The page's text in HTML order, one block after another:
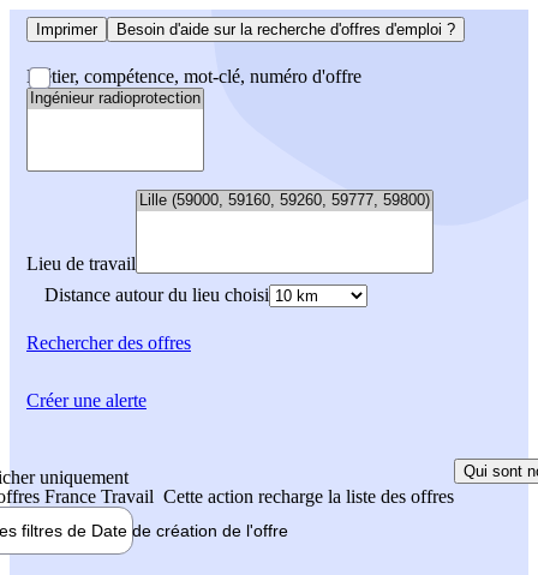
Imprimer Besoin d'aide sur la recherche d'offres d'emploi ?
Métier, compétence, mot-clé, numéro d'offre
Lieu de travail
Distance autour du lieu choisi
Rechercherdes offres
uniquement
France Travail Cette action recharge la liste des offres
Qui sont
filtres de Date de création de l'offre
Créer une alerte